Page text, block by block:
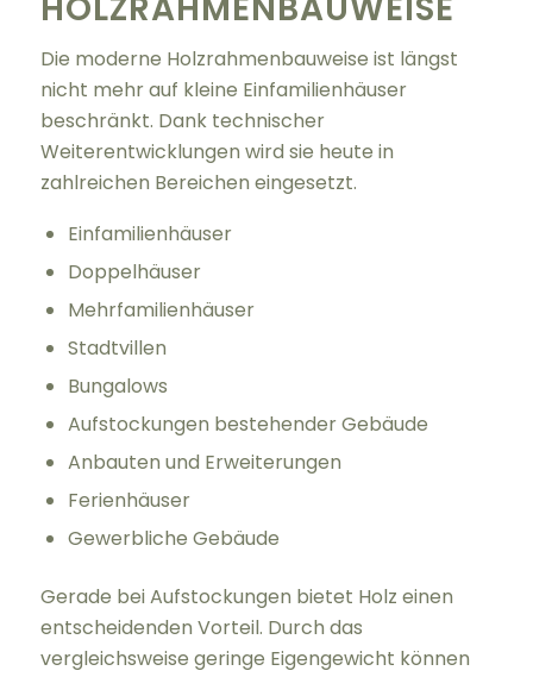
HOLZRAHMENBAUWEISE
Die moderne Holzrahmenbauweise ist längst
nicht mehr auf kleine Einfamilienhäuser
beschränkt. Dank technischer
Weiterentwicklungen wird sie heute in
zahlreichen Bereichen eingesetzt.
Einfamilienhäuser
Doppelhäuser
Mehrfamilienhäuser
Stadtvillen
Bungalows
Aufstockungen bestehender Gebäude
Anbauten und Erweiterungen
Ferienhäuser
Gewerbliche Gebäude
Gerade bei Aufstockungen bietet Holz einen
entscheidenden Vorteil. Durch das
vergleichsweise geringe Eigengewicht können